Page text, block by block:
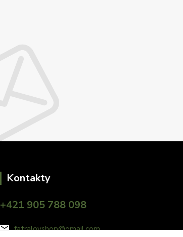
Kontakty
+421 905 788 098
fatralovshop@gmail.com